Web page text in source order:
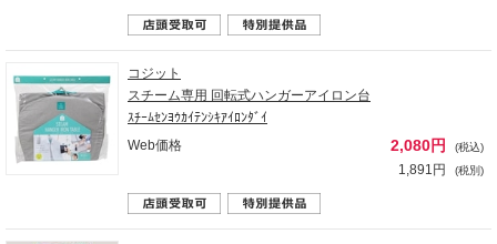
コジット
スチーム専用 回転式ハンガーアイロン台
ｽﾁｰﾑｾﾝﾖｳｶｲﾃﾝｼｷｱｲﾛﾝﾀﾞｲ
Web価格
2,080円 (税込)
1,891円 (税別)